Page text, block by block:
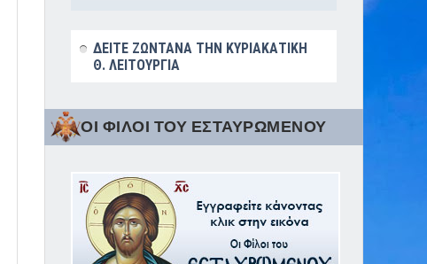
ΔΕΙΤΕ ΖΩΝΤΑΝΑ ΤΗΝ ΚΥΡΙΑΚΑΤΙΚΗ
Θ. ΛΕΙΤΟΥΡΓΙΑ
ΟΙ ΦΙΛΟΙ ΤΟΥ ΕΣΤΑΥΡΩΜΕΝΟΥ